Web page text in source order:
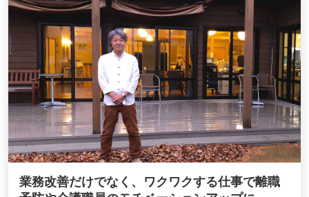
業務改善だけでなく、ワクワクする仕事で離職